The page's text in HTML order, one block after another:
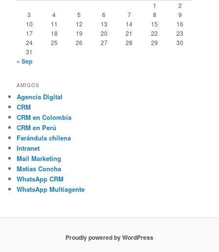
1
2
3
4 5 6 7 8
9
10
11 12 13 14 15
16
17
18 19 20 21 22
23
24
25 26 27 28 29
30
31
« Sep
AMIGOS
Agencia Digital
CRM
CRM en Colombia
CRM en Perú
Farándula chilena
Intranet
Mail Marketing
Matias Concha
WhatsApp CRM
WhatsApp Multiagente
Proudly powered by WordPress